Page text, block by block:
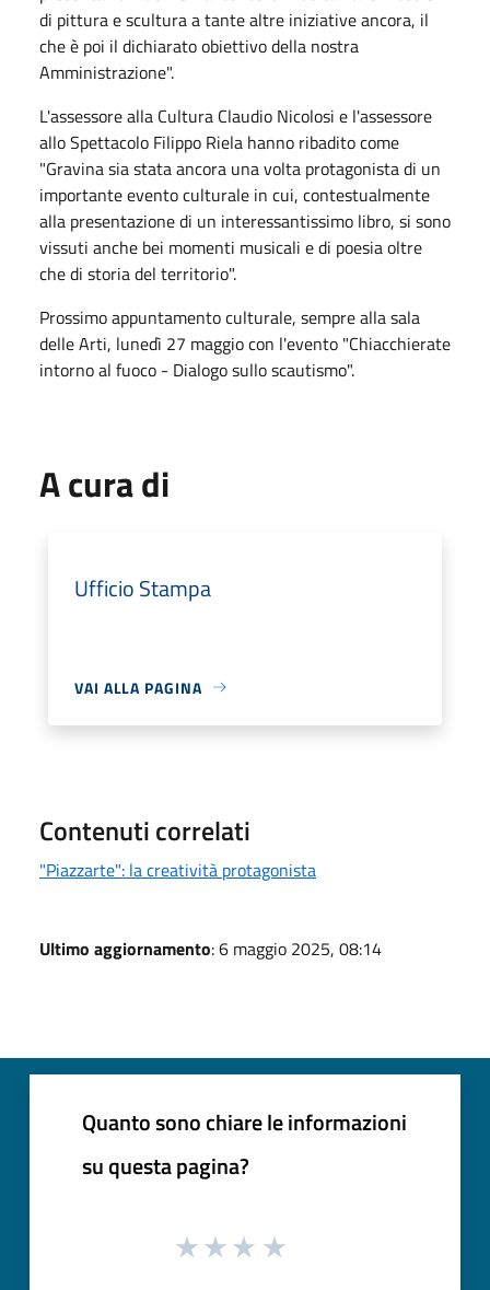
di pittura e scultura a tante altre iniziative ancora, il
che è poi il dichiarato obiettivo della nostra
Amministrazione".
L'assessore alla Cultura Claudio Nicolosi e l'assessore
allo Spettacolo Filippo Riela hanno ribadito come
"Gravina sia stata ancora una volta protagonista di un
importante evento culturale in cui, contestualmente
alla presentazione di un interessantissimo libro, si sono
vissuti anche bei momenti musicali e di poesia oltre
che di storia del territorio".
Prossimo appuntamento culturale, sempre alla sala
delle Arti, lunedì 27 maggio con l'evento "Chiacchierate
intorno al fuoco - Dialogo sullo scautismo".
A cura di
Ufficio Stampa
VAI ALLA PAGINA
Contenuti correlati
"Piazzarte": la creatività protagonista
Ultimo aggiornamento: 6 maggio 2025, 08:14
Quanto sono chiare le informazioni
su questa pagina?